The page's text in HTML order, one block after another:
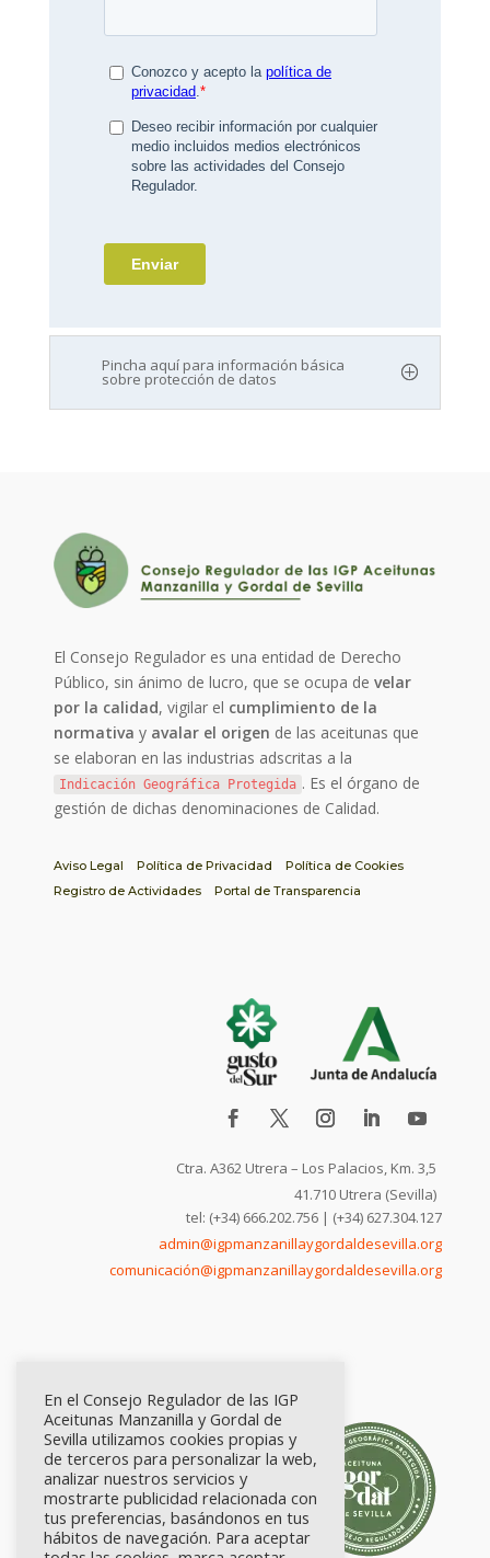
Pincha aquí para información básica
sobre protección de datos
El Consejo Regulador es una entidad de Derecho
Público, sin ánimo de lucro, que se ocupa develar
por la calidad, vigilar el cumplimiento de la
normativa y avalar el origen de las aceitunas que
se elaboran en las industrias adscritas a la
Indicación Geográfica Protegida . Es el órgano de
gestión de dichas denominaciones de Calidad.
Aviso Legal Política de Privacidad
Política de Cookies
Registro de Actividades
Portal de Transparencia
Ctra. A362 Utrera – Los Palacios, Km. 3,5
41.710 Utrera (Sevilla)
tel: (+34) 666.202.756 | (+34) 627.304.127
admin@igpmanzanillaygordaldesevilla.org
comunicación@igpmanzanillaygordaldesevilla.org
En el Consejo Regulador de las IGP
Aceitunas Manzanilla y Gordal de
Sevilla utilizamos cookies propias y
de terceros para personalizar la web,
analizar nuestros servicios y
mostrarte publicidad relacionada con
tus preferencias, basándonos en tus
hábitos de navegación. Para aceptar